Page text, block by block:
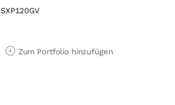
SXP120GV
Zum Portfolio hinzufügen